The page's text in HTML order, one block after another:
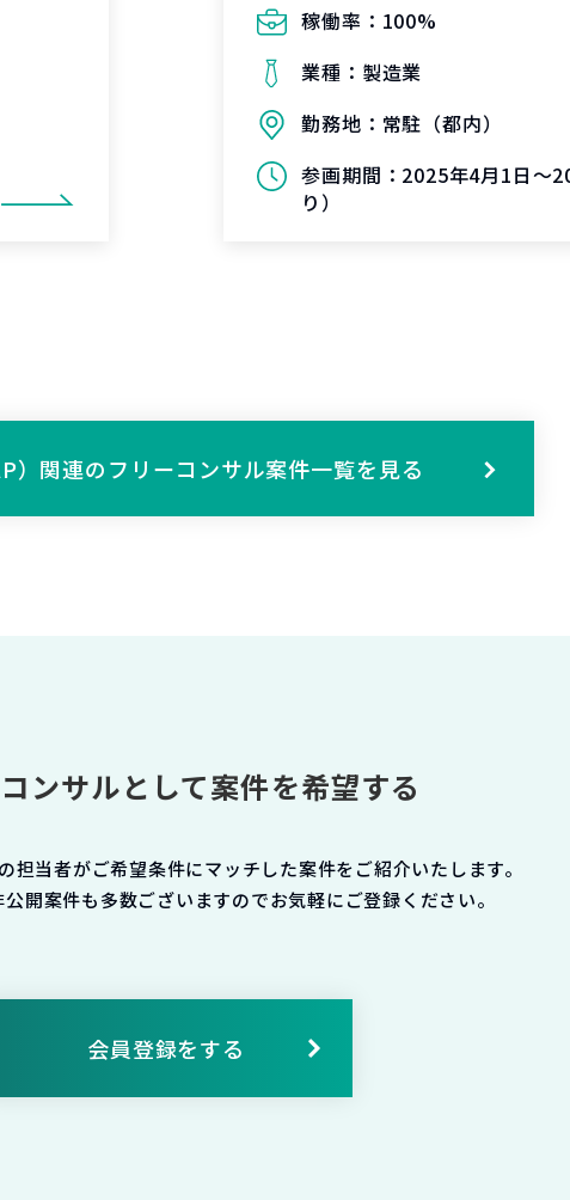
稼働率： 100%
業種： 製造業
勤務地： 常駐（都内）
参画期間： 2025年4月1日～
り）
）関連のフリーコンサル案件一覧を見る
ンサルとして案件を希望する
担当者がご希望条件にマッチした案件をご紹介いたします。
開案件も多数ございますのでお気軽にご登録ください。
会員登録をする